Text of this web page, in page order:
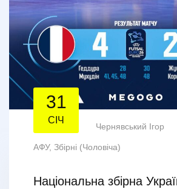
31
СІЧ
Чернявський Ігор
АФУ, Збірні (Чоловіча)
Національна збірна